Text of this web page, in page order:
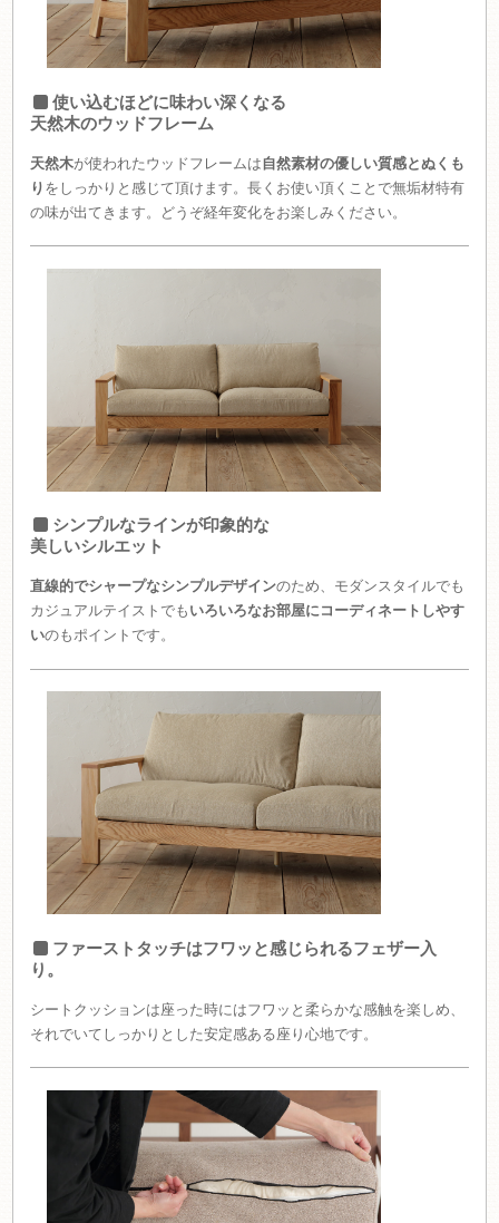
使い込むほどに味わい深くなる
天然木のウッドフレーム
天然木が使われたウッドフレームは自然素材の優しい質感とぬくも
りをしっかりと感じて頂けます。長くお使い頂くことで無垢材特有
の味が出てきます。どうぞ経年変化をお楽しみください。
シンプルなラインが印象的な
美しいシルエット
直線的でシャープなシンプルデザインのため、モダンスタイルでも
カジュアルテイストでもいろいろなお部屋にコーディネートしやす
いのもポイントです。
ファーストタッチはフワッと感じられるフェザー入
り。
シートクッションは座った時にはフワッと柔らかな感触を楽しめ、
それでいてしっかりとした安定感ある座り心地です。